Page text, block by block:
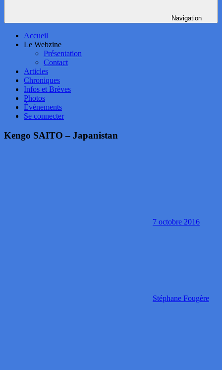
Navigation
Accueil
Le Webzine
Présentation
Contact
Articles
Chroniques
Infos et Brèves
Photos
Événements
Se connecter
Kengo SAITO – Japanistan
7 octobre 2016
Stéphane Fougère